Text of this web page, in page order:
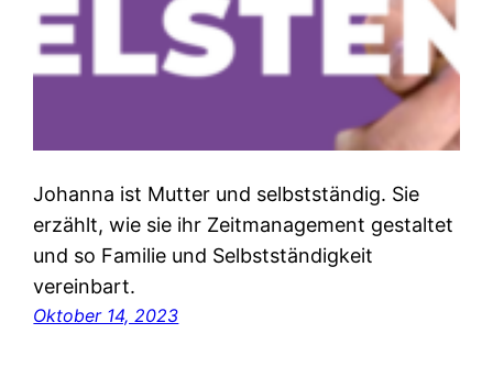
Johanna ist Mutter und selbstständig. Sie
erzählt, wie sie ihr Zeitmanagement gestaltet
und so Familie und Selbstständigkeit
vereinbart.
Oktober 14, 2023